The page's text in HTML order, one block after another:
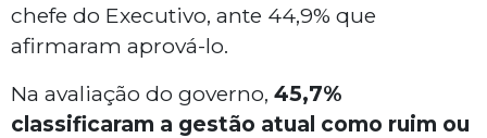
chefe do Executivo, ante 44,9% que
afirmaram aprová-lo.
Na avaliação do governo, 45,7%
classificaram a gestão atual como ruim ou